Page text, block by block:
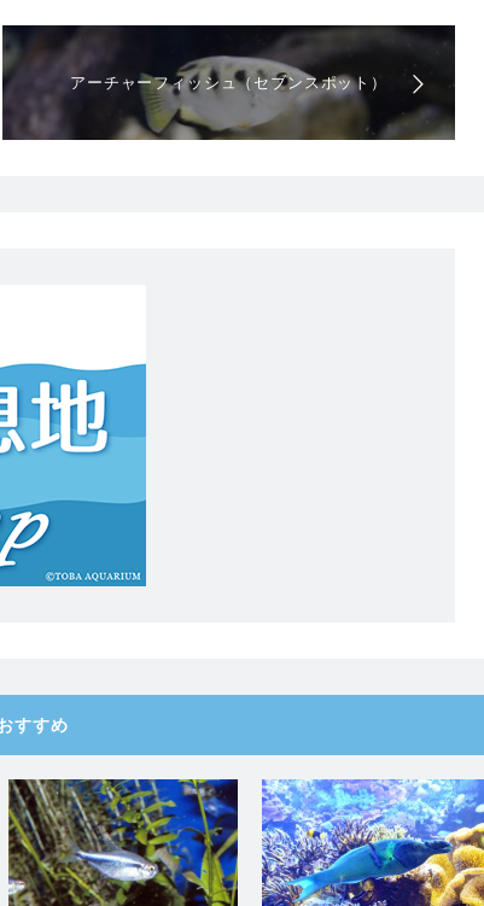
アーチャーフィッシュ（セブンスポット）
すすめ